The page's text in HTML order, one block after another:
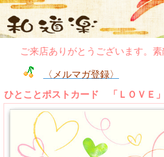
ご来店ありがとうございます。素
〈メルマガ登録〉
ひとことポストカード 「ＬＯＶＥ」